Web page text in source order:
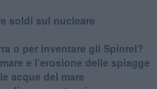
soldi sul nucleare
o per inventare gli Spinrel?
e l’erosione delle spiagge
acque del mare